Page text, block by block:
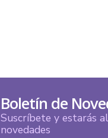
Boletín de
Suscríbete y estarás
novedades